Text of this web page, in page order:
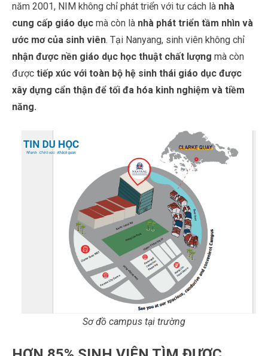
năm 2001, NIM không chỉ phát triển với tư cách là nhà
cung cấp giáo dục mà còn là nhà phát triển tầm nhìn và
ước mơ của sinh viên. Tại Nanyang, sinh viên không chỉ
nhận được nền giáo dục học thuật chất lượng mà còn
được tiếp xúc với toàn bộ hệ sinh thái giáo dục được
xây dựng cẩn thận để tối đa hóa kinh nghiệm và tiềm
năng.
Sơ đồ campus tại trường